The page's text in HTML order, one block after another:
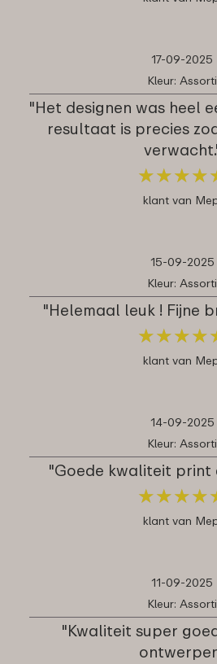
17-09-2025
Kleur: Assorti
"Het designen was heel
resultaat is precies
★★★★
★★★★
klant van
15-09-2025
Kleur: Assorti
"Helemaal leuk ! Fijne
★★★★
★★★★
klant van
14-09-2025
Kleur: Assorti
"Goede kwaliteit print
★★★★
★★★★
klant van
11-09-2025
Kleur: Assorti
"Kwaliteit super